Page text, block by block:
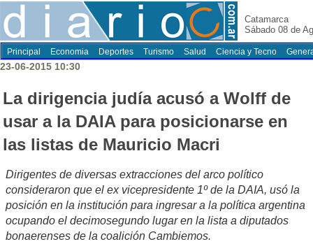
Catamarca
Sábado 08 de
Principal Economia Deportes Turismo Salud Ciencia y Tecno
23-06-2015 10:30
La dirigencia judía acusó a Wolff de
usar a la DAIA para posicionarse en
las listas de Mauricio Macri
Dirigentes de diversas extracciones del arco político
consideraron que el ex vicepresidente 1º de la DAIA, usó la
posición en la institución para ingresar a la política argentina
ocupando el decimosegundo lugar en la lista a diputados
bonaerenses de la coalición Cambiemos.